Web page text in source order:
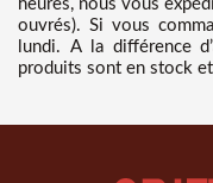
heures, nous vous
ouvrés). Si vous
lundi. A la différence
produits sont en stock